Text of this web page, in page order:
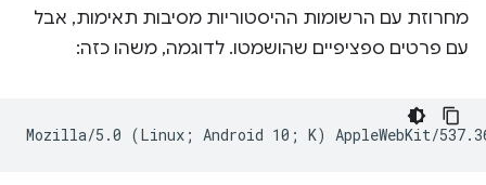
מחרוזת עם הרשומות ההיסטוריות מסיבות תאימות, אבל
עם פרטים ספציפיים שהושמטו. לדוגמה, משהו כזה: